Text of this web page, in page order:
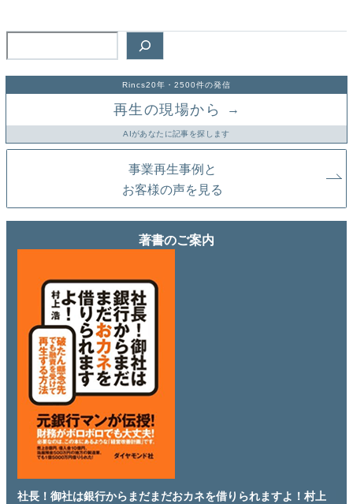
Rincs20年・2500件の発信
再生の現場から →
AIがあなたに記事を探します
事業再生事例と
お客様の声を見る
著書のご案内
社長！御社は銀行からまだまだおカネを借りられますよ！村上